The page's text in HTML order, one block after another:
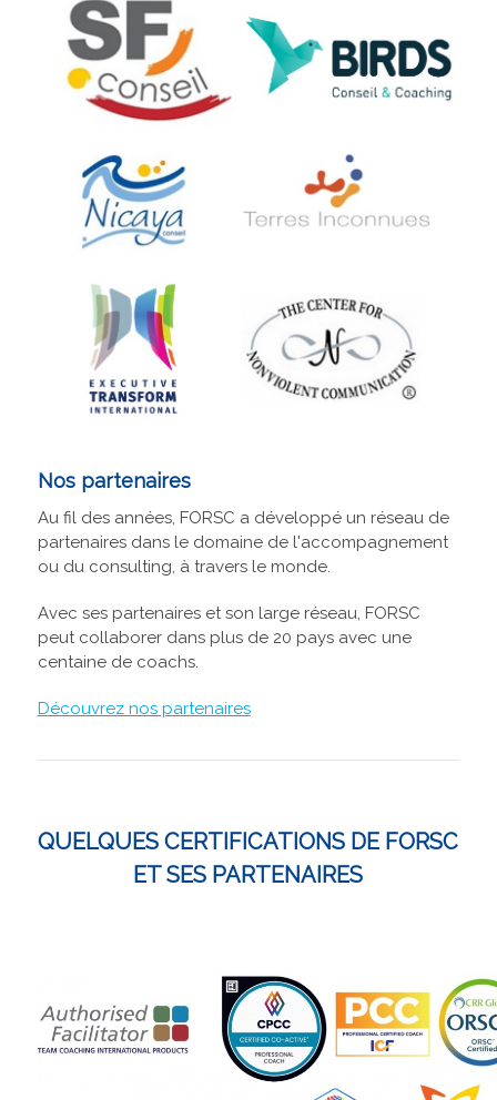
Nos partenaires
Au fil des années, FORSC a développé un réseau de
partenaires dans le domaine de l'accompagnement
ou du consulting, à travers le monde.
Avec ses partenaires et son large réseau, FORSC
peut collaborer dans plus de 20 pays avec une
centaine de coachs.
Découvrez nos partenaires
QUELQUES CERTIFICATIONS DE FORSC
ET SES PARTENAIRES